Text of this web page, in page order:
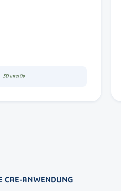
CAE-ANWENDUNG